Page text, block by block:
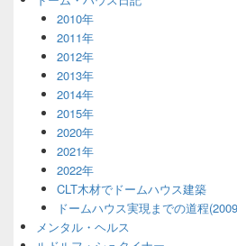
2010年
2011年
2012年
2013年
2014年
2015年
2020年
2021年
2022年
CLT木材でドームハウス建築
ドームハウス実現までの道程
メンタル・ヘルス